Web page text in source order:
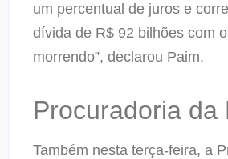
um percentual de juros e
dívida de R$ 92 bilhões com
morrendo”, declarou Paim.
Procuradoria da
Também nesta terça-feira, a